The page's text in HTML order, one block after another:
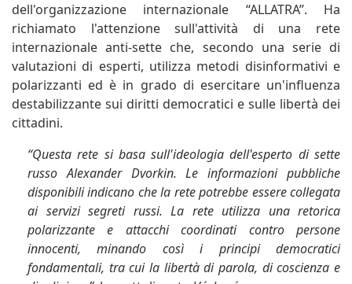
dell'organizzazione internazionale “ALLATRA”. Ha
richiamato l'attenzione sull'attività di una rete
internazionale anti-sette che, secondo una serie di
valutazioni di esperti, utilizza metodi disinformativi e
polarizzanti ed è in grado di esercitare un'influenza
destabilizzante sui diritti democratici e sulle libertà dei
cittadini.
“Questa rete si basa sull'ideologia dell'esperto di sette
russo Alexander Dvorkin. Le informazioni pubbliche
disponibili indicano che la rete potrebbe essere collegata
ai servizi segreti russi. La rete utilizza una retorica
polarizzante e attacchi coordinati contro persone
innocenti, minando così i principi democratici
fondamentali, tra cui la libertà di parola, di coscienza e